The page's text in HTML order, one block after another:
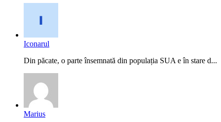
Iconarul
Din păcate, o parte însemnată din populația SUA e în stare d...
Marius